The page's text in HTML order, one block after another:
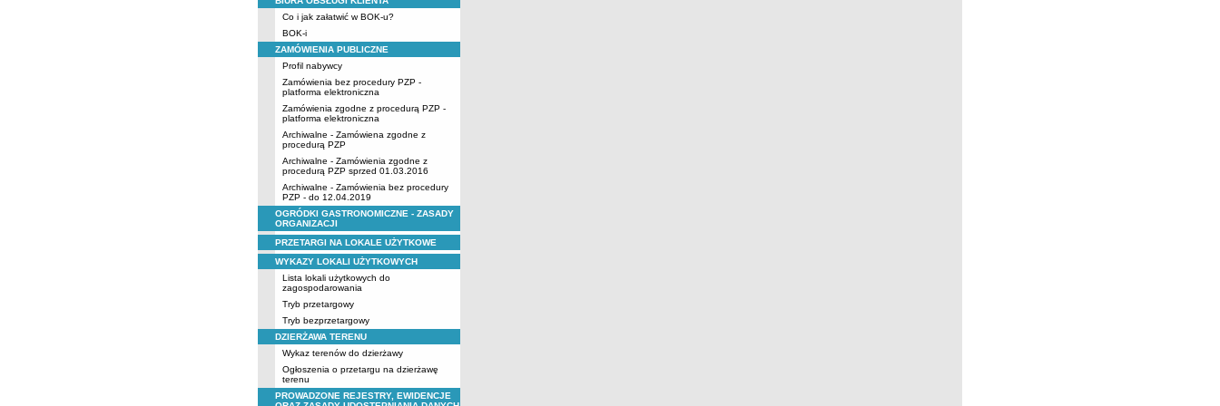
Co i jak załatwić w BOK-u?
BOK-i
ZAMÓWIENIA PUBLICZNE
Profil nabywcy
Zamówienia bez procedury PZP -
platforma elektroniczna
Zamówienia zgodne z procedurą PZP -
platforma elektroniczna
Archiwalne - Zamówiena zgodne z
procedurą PZP
Archiwalne - Zamówienia zgodne z
procedurą PZP sprzed 01.03.2016
Archiwalne - Zamówienia bez procedury
PZP - do 12.04.2019
OGRÓDKI GASTRONOMICZNE - ZASADY
ORGANIZACJI
PRZETARGI NA LOKALE UŻYTKOWE
WYKAZY LOKALI UŻYTKOWYCH
Lista lokali użytkowych do
zagospodarowania
Tryb przetargowy
Tryb bezprzetargowy
DZIERŻAWA TERENU
Wykaz terenów do dzierżawy
Ogłoszenia o przetargu na dzierżawę
terenu
PROWADZONE REJESTRY, EWIDENCJE